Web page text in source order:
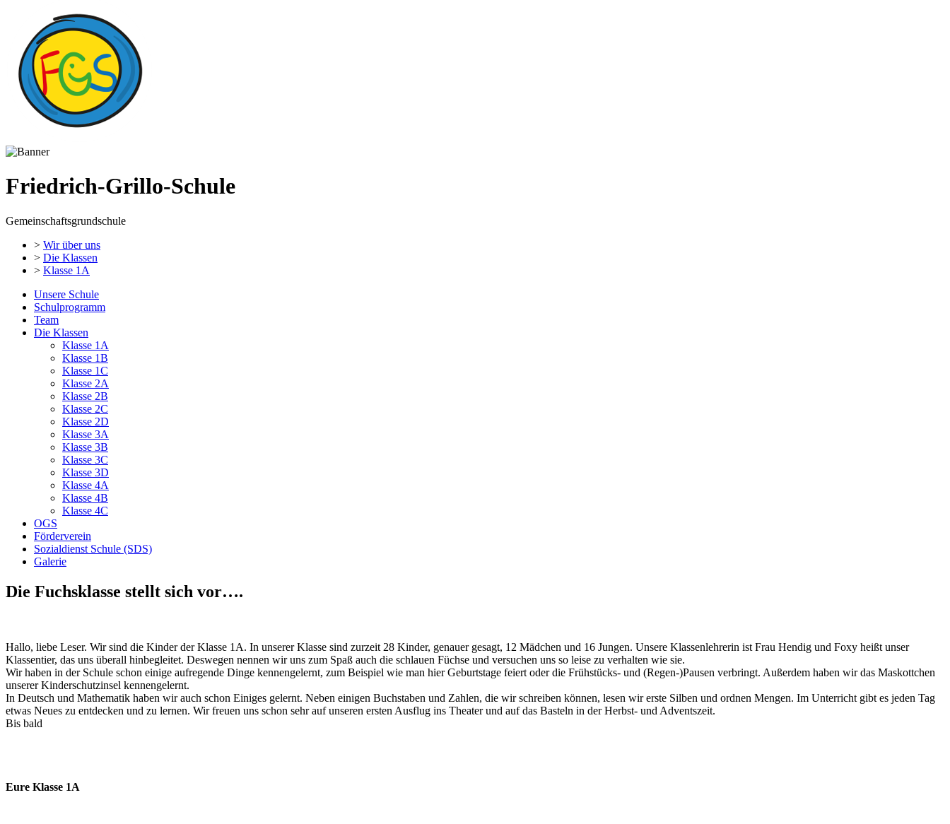
Friedrich-Grillo-Schule
Gemeinschaftsgrundschule
> Wir über uns
> Die Klassen
> Klasse 1A
Unsere Schule
Schulprogramm
Team
Die Klassen
Klasse 1A
Klasse 1B
Klasse 1C
Klasse 2A
Klasse 2B
Klasse 2C
Klasse 2D
Klasse 3A
Klasse 3B
Klasse 3C
Klasse 3D
Klasse 4A
Klasse 4B
Klasse 4C
OGS
Förderverein
Sozialdienst Schule (SDS)
Galerie
Die Fuchsklasse stellt sich vor….
Hallo, liebe Leser. Wir sind die Kinder der Klasse 1A. In unserer Klasse sind zurzeit 28 Kinder, genauer gesagt, 12 Mädchen und 16 Jungen. Unsere Klassenlehrerin ist Frau Hendig und Foxy heißt unser
Klassentier, das uns überall hinbegleitet. Deswegen nennen wir uns zum Spaß auch die schlauen Füchse und versuchen uns so leise zu verhalten wie sie.
Wir haben in der Schule schon einige aufregende Dinge kennengelernt, zum Beispiel wie man hier Geburtstage feiert oder die Frühstücks- und (Regen-)Pausen verbringt. Außerdem haben wir das Maskottchen
unserer Kinderschutzinsel kennengelernt.
In Deutsch und Mathematik haben wir auch schon Einiges gelernt. Neben einigen Buchstaben und Zahlen, die wir schreiben können, lesen wir erste Silben und ordnen Mengen. Im Unterricht gibt es jeden Tag
etwas Neues zu entdecken und zu lernen. Wir freuen uns schon sehr auf unseren ersten Ausflug ins Theater und auf das Basteln in der Herbst- und Adventszeit.
Bis bald
Eure Klasse 1A